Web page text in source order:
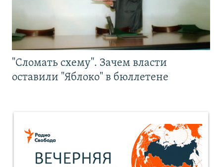
"Сломать схему". Зачем власти
оставили "Яблоко" в бюллетене